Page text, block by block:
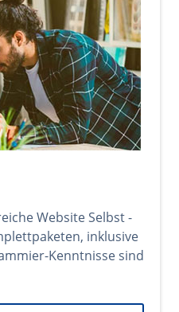
Website Selbst -
inklusive
Kenntnisse sind